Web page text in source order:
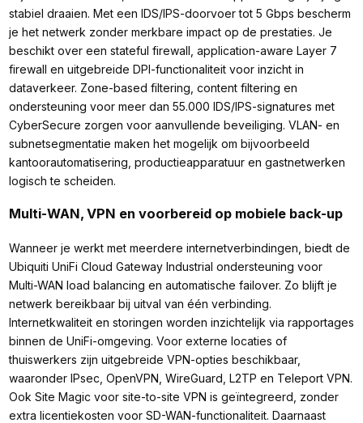
stabiel draaien. Met een IDS/IPS-doorvoer tot 5 Gbps bescherm
je het netwerk zonder merkbare impact op de prestaties. Je
beschikt over een stateful firewall, application-aware Layer 7
firewall en uitgebreide DPI-functionaliteit voor inzicht in
dataverkeer. Zone-based filtering, content filtering en
ondersteuning voor meer dan 55.000 IDS/IPS-signatures met
CyberSecure zorgen voor aanvullende beveiliging. VLAN- en
subnetsegmentatie maken het mogelijk om bijvoorbeeld
kantoorautomatisering, productieapparatuur en gastnetwerken
logisch te scheiden.
Multi-WAN, VPN en voorbereid op mobiele back-up
Wanneer je werkt met meerdere internetverbindingen, biedt de
Ubiquiti UniFi Cloud Gateway Industrial ondersteuning voor
Multi-WAN load balancing en automatische failover. Zo blijft je
netwerk bereikbaar bij uitval van één verbinding.
Internetkwaliteit en storingen worden inzichtelijk via rapportages
binnen de UniFi-omgeving. Voor externe locaties of
thuiswerkers zijn uitgebreide VPN-opties beschikbaar,
waaronder IPsec, OpenVPN, WireGuard, L2TP en Teleport VPN.
Ook Site Magic voor site-to-site VPN is geïntegreerd, zonder
extra licentiekosten voor SD-WAN-functionaliteit. Daarnaast